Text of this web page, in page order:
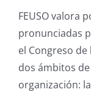
FEUSO valora
pronunciadas
el Congreso
dos ámbitos
organización: